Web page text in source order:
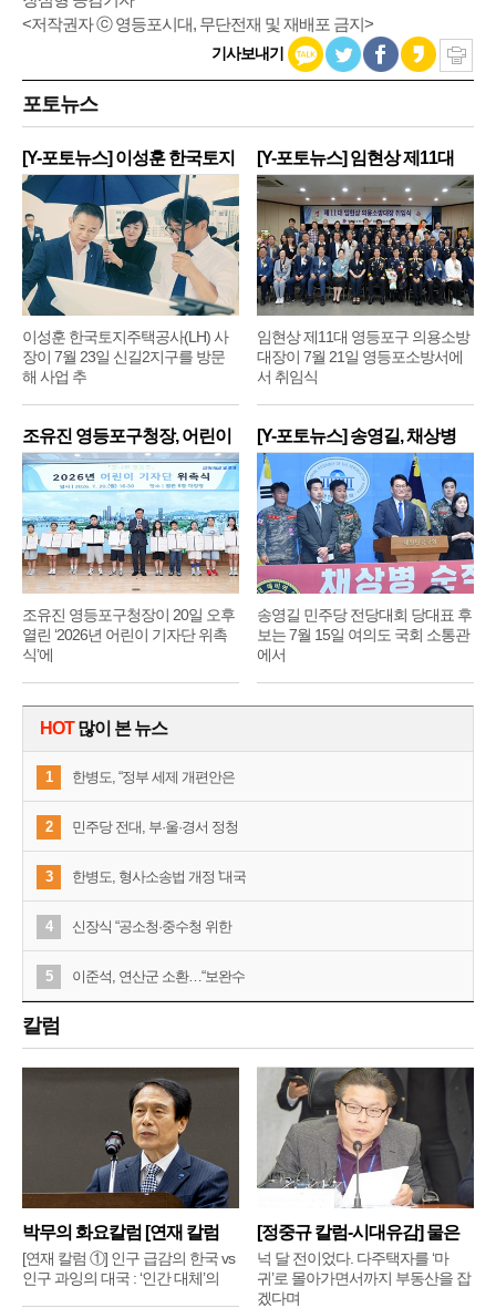
<저작권자 ⓒ 영등포시대, 무단전재 및 재배포 금지>
기사보내기
포토뉴스
[Y-포토뉴스] 이성훈 한국토지
주
이성훈 한국토지주택공사(LH) 사
장이 7월 23일 신길2지구를 방문
해 사업 추
[Y-포토뉴스] 임현상 제11대
영
임현상 제11대 영등포구 의용소방
대장이 7월 21일 영등포소방서에
서 취임식
조유진 영등포구청장, 어린이
기
조유진 영등포구청장이 20일 오후
열린 ‘2026년 어린이 기자단 위촉
식’에
[Y-포토뉴스] 송영길, 채상병
순
송영길 민주당 전당대회 당대표 후
보는 7월 15일 여의도 국회 소통관
에서
HOT많이 본 뉴스
1 한병도, “정부 세제 개편안은
2 민주당 전대, 부·울·경서 정청
3 한병도, 형사소송법 개정 '대국
4 신장식 “공소청·중수청 위한
5 이준석, 연산군 소환…“보완수
칼럼
박무의 화요칼럼 [연재 칼럼
①]
[연재 칼럼 ①] 인구 급감의 한국 vs
인구 과잉의 대국 : ‘인간 대체’의
[정중규 칼럼-시대유감] 물은
배
넉 달 전이었다. 다주택자를 ‘마
귀’로 몰아가면서까지 부동산을 잡
겠다며